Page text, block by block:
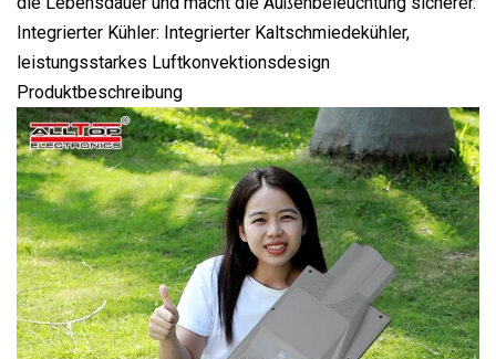
Integrierter Kühler: Integrierter Kaltschmiedekühler,
leistungsstarkes Luftkonvektionsdesign
Produktbeschreibung